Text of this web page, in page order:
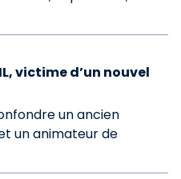
victime d’un nouvel
un ancien
un animateur de